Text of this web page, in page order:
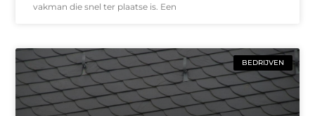
vakman die snel ter plaatse is. Een
BEDRIJVEN